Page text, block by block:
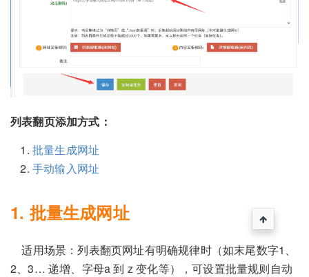
列表翻页添加方式：
批量生成网址
手动输入网址
1. 批量生成网址
适用场景：列表翻页网址有明确规律时（如末尾数字1、
2、3… 递增、字母a 到 z 变化等），可设置批量规则自动